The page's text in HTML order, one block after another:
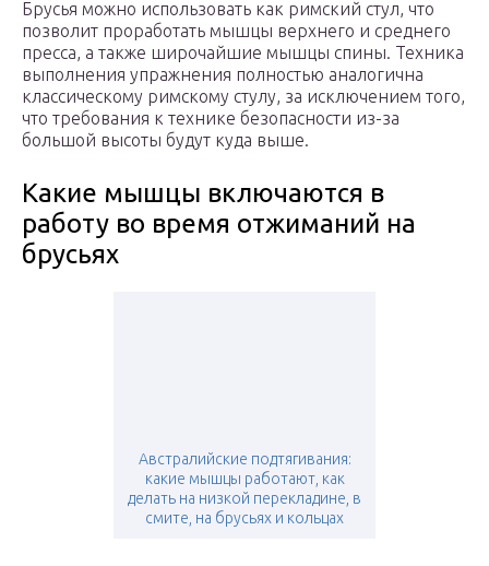
Брусья можно использовать как римский стул, что
позволит проработать мышцы верхнего и среднего
пресса, а также широчайшие мышцы спины. Техника
выполнения упражнения полностью аналогична
классическому римскому стулу, за исключением того,
что требования к технике безопасности из-за
большой высоты будут куда выше.
Какие мышцы включаются в
работу во время отжиманий на
брусьях
Австралийские подтягивания:
какие мышцы работают, как
делать на низкой перекладине, в
смите, на брусьях и кольцах